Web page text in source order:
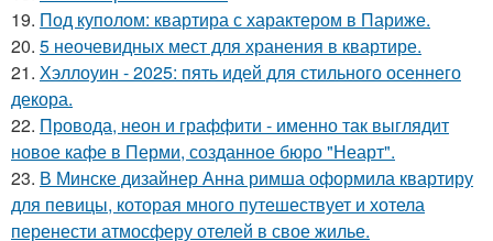
19. Под куполом: квартира с характером в Париже.
20. 5 неочевидных мест для хранения в квартире.
21. Хэллоуин - 2025: пять идей для стильного осеннего
декора.
22. Провода, неон и граффити - именно так выглядит
новое кафе в Перми, созданное бюро "Неарт".
23. В Минске дизайнер Анна римша оформила квартиру
для певицы, которая много путешествует и хотела
перенести атмосферу отелей в свое жилье.